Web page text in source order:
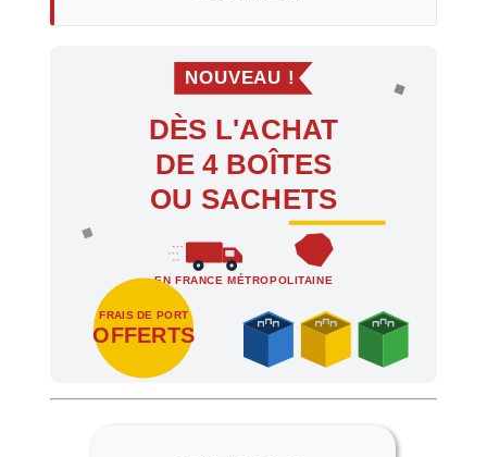
NOUVEAU !
DÈS L'ACHAT
DE 4 BOÎTES
OU SACHETS
EN FRANCE MÉTROPOLITAINE
FRAIS DE PORT
OFFERTS
Profitez des Frais de port offerts en France